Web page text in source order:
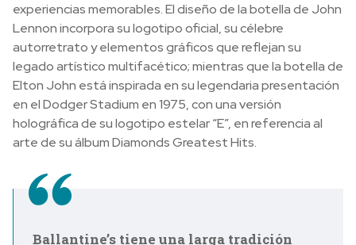
experiencias memorables. El diseño de la botella de John
Lennon incorpora su logotipo oficial, su célebre
autorretrato y elementos gráficos que reflejan su
legado artístico multifacético; mientras que la botella de
Elton John está inspirada en su legendaria presentación
en el Dodger Stadium en 1975, con una versión
holográfica de su logotipo estelar “E”, en referencia al
arte de su álbum Diamonds Greatest Hits.
Ballantine’s tiene una larga tradición